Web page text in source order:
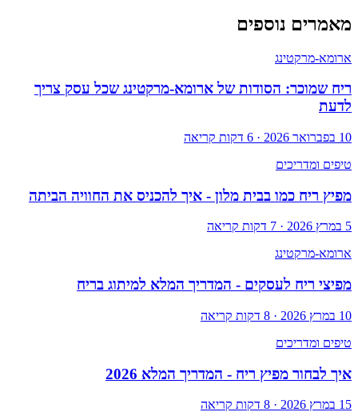
מאמרים נוספים
ארומא-מרקטינג
ריח שמוכר: הסודות של ארומא-מרקטינג שכל עסק צריך
לדעת
10 בפברואר 2026 ·
6 דקות קריאה
טיפים ומדריכים
מפיץ ריח כמו בבית מלון - איך להכניס את החוויה הביתה
5 במרץ 2026 ·
7 דקות קריאה
ארומא-מרקטינג
מפיצי ריח לעסקים - המדריך המלא למיתוג בריח
10 במרץ 2026 ·
8 דקות קריאה
טיפים ומדריכים
איך לבחור מפיץ ריח - המדריך המלא 2026
15 במרץ 2026 ·
8 דקות קריאה